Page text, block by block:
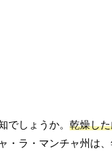
でしょうか。 乾燥し
・ラ・マンチャ州は